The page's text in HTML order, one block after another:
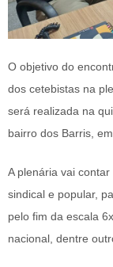
O objetivo do
dos cetebistas na
será realizada na
bairro dos Barris,
A plenária vai
sindical e popular,
pelo fim da escala
nacional, dentre